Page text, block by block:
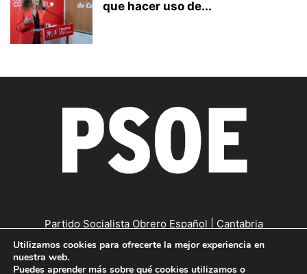
que hacer uso de...
Partido Socialista Obrero Español | Cantabria
Contáctanos:cantabria@psc-psoe.es
Utilizamos cookies para ofrecerte la mejor experiencia en
nuestra web.
Puedes aprender más sobre qué cookies utilizamos o